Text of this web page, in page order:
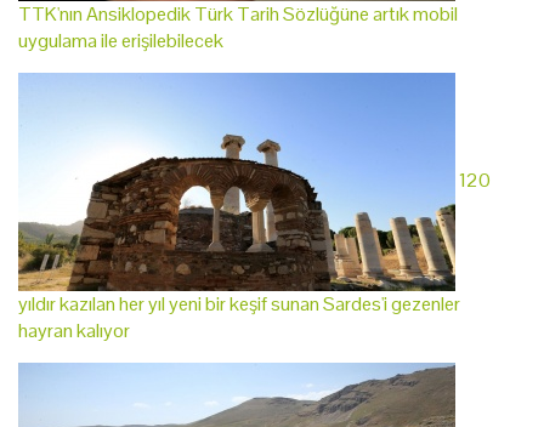
TTK'nın Ansiklopedik Türk Tarih Sözlüğüne artık mobil
uygulama ile erişilebilecek
120
yıldır kazılan her yıl yeni bir keşif sunan Sardes'i gezenler
hayran kalıyor